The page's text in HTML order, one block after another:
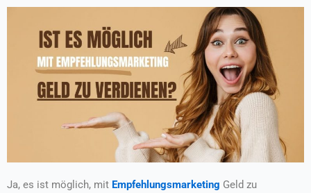
Ja, es ist möglich, mit Empfehlungsmarketing Geld zu